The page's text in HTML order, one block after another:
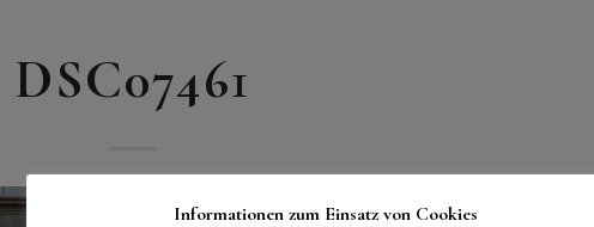
DSC07461
Informationen zum Einsatz von Cookies